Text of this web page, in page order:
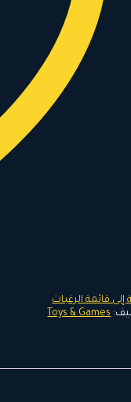
إلى قائمة الرغبات
Toys & Games